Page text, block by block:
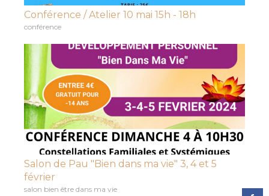
Conférence / Atelier 10 mai 15h - 18h
conférence
Salon de Pau "Bien dans ma vie" 3, 4 et 5
février
salon bien être dans ma vie